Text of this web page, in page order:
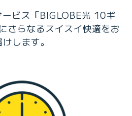
ビス「BIGLOBE光 10ギ
さらなるスイスイ快適をお
けします。